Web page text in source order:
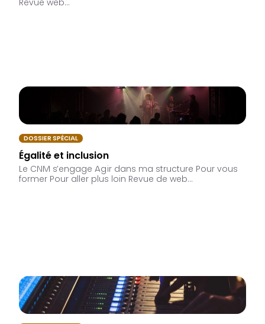
Revue web…
DOSSIER SPÉCIAL
Égalité et inclusion
Le CNM s’engage Agir dans ma structure Pour vous
former Pour aller plus loin Revue de web…